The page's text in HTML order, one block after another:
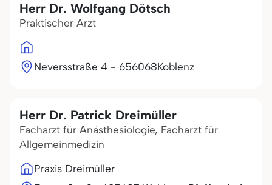
Herr Dr. Wolfgang Dötsch
Praktischer Arzt
Neversstraße 4 - 656068Koblenz
Herr Dr. Patrick Dreimüller
Facharzt für Anästhesiologie, Facharzt für
Allgemeinmedizin
Praxis Dreimüller